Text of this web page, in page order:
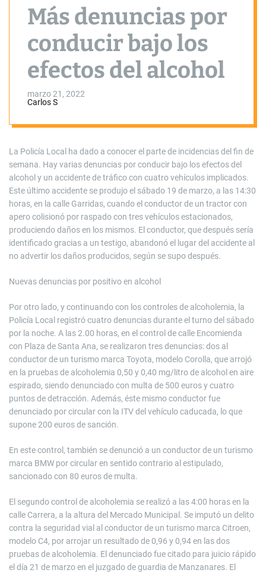
Más denuncias por
conducir bajo los
efectos del alcohol
marzo 21, 2022
Carlos S
La Policía Local ha dado a conocer el parte de incidencias del fin de
semana. Hay varias denuncias por conducir bajo los efectos del
alcohol y un accidente de tráfico con cuatro vehículos implicados.
Este último accidente se produjo el sábado 19 de marzo, a las 14:30
horas, en la calle Garridas, cuando el conductor de un tractor con
apero colisionó por raspado con tres vehículos estacionados,
produciendo daños en los mismos. El conductor, que después sería
identificado gracias a un testigo, abandonó el lugar del accidente al
no advertir los daños producidos, según se supo después.
Nuevas denuncias por positivo en alcohol
Por otro lado, y continuando con los controles de alcoholemia, la
Policía Local registró cuatro denuncias durante el turno del sábado
por la noche. A las 2.00 horas, en el control de calle Encomienda
con Plaza de Santa Ana, se realizaron tres denuncias: dos al
conductor de un turismo marca Toyota, modelo Corolla, que arrojó
en la pruebas de alcoholemia 0,50 y 0,40 mg/litro de alcohol en aire
espirado, siendo denunciado con multa de 500 euros y cuatro
puntos de detracción. Además, éste mismo conductor fue
denunciado por circular con la ITV del vehículo caducada, lo que
supone 200 euros de sanción.
En este control, también se denunció a un conductor de un turismo
marca BMW por circular en sentido contrario al estipulado,
sancionado con 80 euros de multa.
El segundo control de alcoholemia se realizó a las 4:00 horas en la
calle Carrera, a la altura del Mercado Municipal. Se imputó un delito
contra la seguridad vial al conductor de un turismo marca Citroen,
modelo C4, por arrojar un resultado de 0,96 y 0,94 en las dos
pruebas de alcoholemia. El denunciado fue citado para juicio rápido
el día 21 de marzo en el juzgado de guardia de Manzanares. El